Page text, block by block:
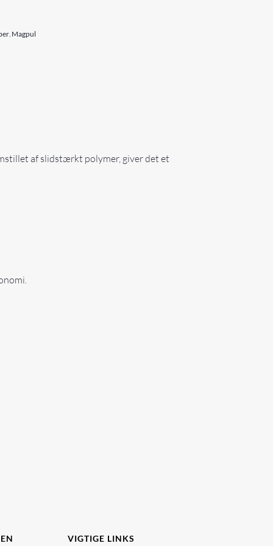
, Magpul
af slidstærkt polymer, giver det et
VIGTIGE LINKS